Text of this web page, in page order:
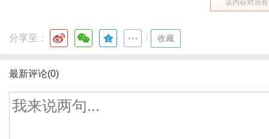
该内容对我
分享至： 收藏
最新评论(0)